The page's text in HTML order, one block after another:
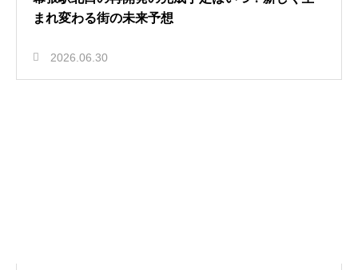
まれ変わる街の未来予想
2026.06.30